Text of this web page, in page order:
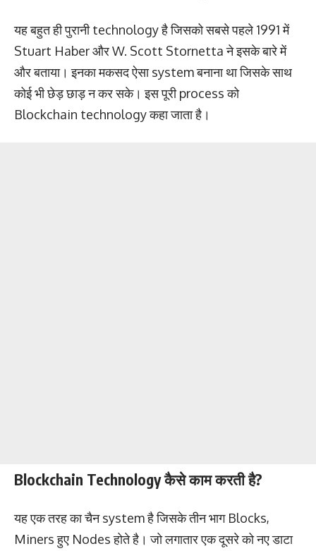
यह बहुत ही पुरानी technology है जिसको सबसे पहले 1991 में
Stuart Haber और W. Scott Stornetta ने इसके बारे में
और बताया। इनका मकसद ऐसा system बनाना था जिसके साथ
कोई भी छेड़ छाड़ न कर सके। इस पूरी process को
Blockchain technology कहा जाता है।
Blockchain Technology कैसे काम करती है?
यह एक तरह का चैन system है जिसके तीन भाग Blocks,
Miners हुए Nodes होते है। जो लगातार एक दूसरे को नए डाटा